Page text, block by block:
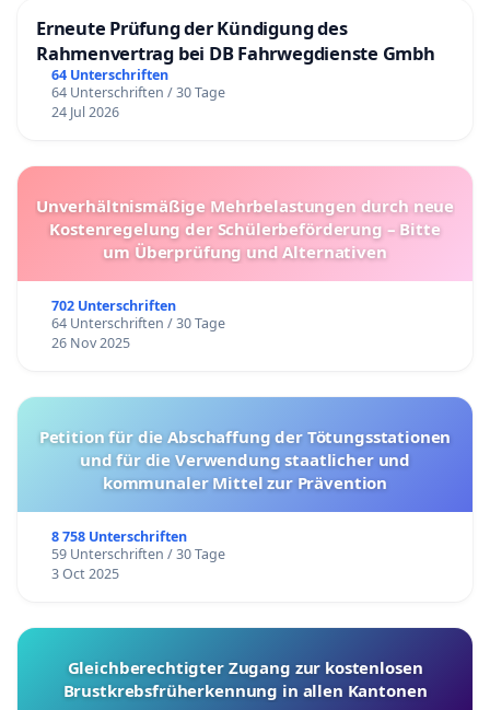
Erneute Prüfung der Kündigung des
Rahmenvertrag bei DB Fahrwegdienste Gmbh
64 Unterschriften
64 Unterschriften / 30 Tage
24 Jul 2026
Unverhältnismäßige Mehrbelastungen durch neue
Kostenregelung der Schülerbeförderung – Bitte
um Überprüfung und Alternativen
702 Unterschriften
64 Unterschriften / 30 Tage
26 Nov 2025
Petition für die Abschaffung der Tötungsstationen
und für die Verwendung staatlicher und
kommunaler Mittel zur Prävention
8 758 Unterschriften
59 Unterschriften / 30 Tage
3 Oct 2025
Gleichberechtigter Zugang zur kostenlosen
Brustkrebsfrüherkennung in allen Kantonen